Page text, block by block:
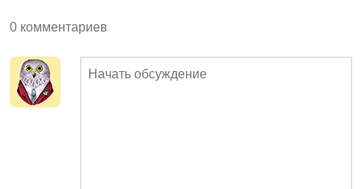
0 комментариев